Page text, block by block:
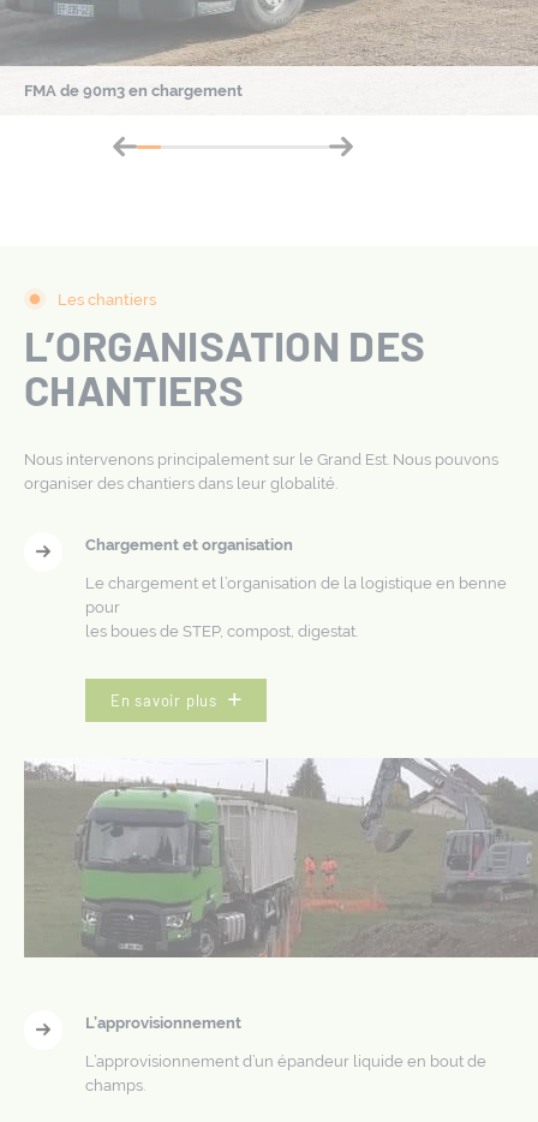
FMA de 90m3 en chargement
Les chantiers
L’ORGANISATION DES
CHANTIERS
Nous intervenons principalement sur le Grand Est. Nous pouvons
organiser des chantiers dans leur globalité.
Chargement et organisation
Le chargement et l’organisation de la logistique en benne
pour
les boues de STEP, compost, digestat.
En savoir plus
L’approvisionnement
L’approvisionnement d’un épandeur liquide en bout de
champs.